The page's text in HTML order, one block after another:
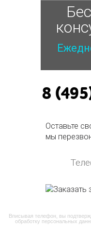
8
Оставьте
мы
Вписывая телефон, вы
обработку персональных